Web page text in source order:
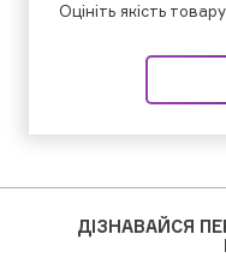
Оцініть якість товару
ДІЗНАВАЙСЯ